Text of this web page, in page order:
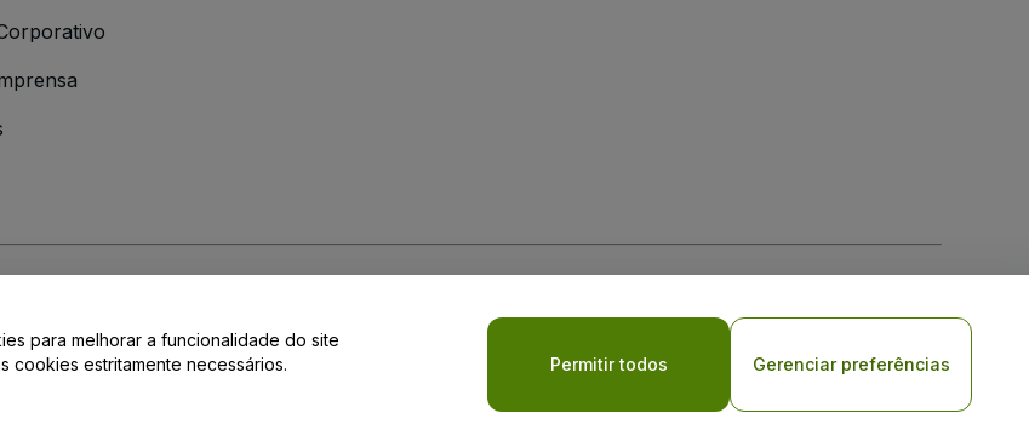
para melhorar a funcionalidade do site
cookies estritamente necessários.
Permitir todos Gerenciar preferências